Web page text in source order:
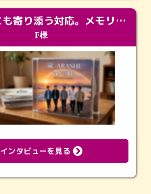
急な依頼にも寄り添う対応。メモリアルコーナーで振り返る大切な日々
F様
インタビューを見る